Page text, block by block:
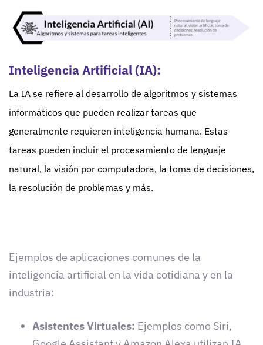
Inteligencia Artificial (IA):
La IA se refiere al desarrollo de algoritmos y sistemas
informáticos que pueden realizar tareas que
generalmente requieren inteligencia humana. Estas
tareas pueden incluir el procesamiento de lenguaje
natural, la visión por computadora, la toma de decisiones,
la resolución de problemas y más.
Ejemplos de aplicaciones comunes de la
inteligencia artificial en la vida cotidiana y en la
industria:
Asistentes Virtuales: Ejemplos como Siri,